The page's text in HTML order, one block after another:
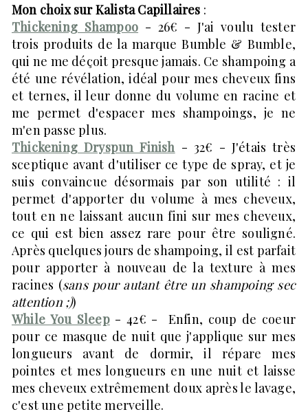
Mon choix sur Kalista Capillaires :
Thickening Shampoo - 26€ - J'ai voulu tester
trois produits de la marque Bumble & Bumble,
qui ne me déçoit presque jamais. Ce shampoing a
été une révélation, idéal pour mes cheveux fins
et ternes, il leur donne du volume en racine et
me permet d'espacer mes shampoings, je ne
m'en passe plus.
Thickening Dryspun Finish - 32€ - J'étais très
sceptique avant d'utiliser ce type de spray, et je
suis convaincue désormais par son utilité : il
permet d'apporter du volume à mes cheveux,
tout en ne laissant aucun fini sur mes cheveux,
ce qui est bien assez rare pour être souligné.
Après quelques jours de shampoing, il est parfait
pour apporter à nouveau de la texture à mes
racines (sans pour autant être un shampoing sec
attention ;))
While You Sleep- 42€ - Enfin, coup de coeur
pour ce masque de nuit que j'applique sur mes
longueurs avant de dormir, il répare mes
pointes et mes longueurs en une nuit et laisse
mes cheveux extrêmement doux après le lavage,
c'est une petite merveille.